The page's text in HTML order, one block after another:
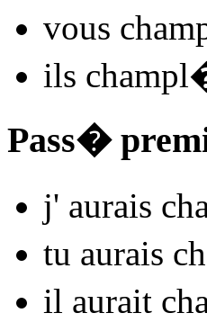
vous
ils champl
Pass�
j' aurais
tu aurais
il aurait